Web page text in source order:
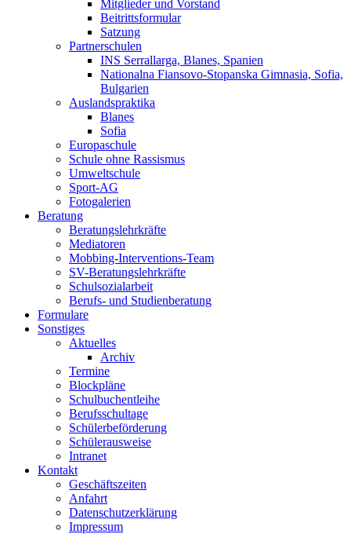
Mitglieder und Vorstand
Beitrittsformular
Satzung
Partnerschulen
INS Serrallarga, Blanes, Spanien
Nationalna Fiansovo-Stopanska Gimnasia, Sofia,
Bulgarien
Auslandspraktika
Blanes
Sofia
Europaschule
Schule ohne Rassismus
Umweltschule
Sport-AG
Fotogalerien
Beratung
Beratungslehrkräfte
Mediatoren
Mobbing-Interventions-Team
SV-Beratungslehrkräfte
Schulsozialarbeit
Berufs- und Studienberatung
Formulare
Sonstiges
Aktuelles
Archiv
Termine
Blockpläne
Schulbuchentleihe
Berufsschultage
Schülerbeförderung
Schülerausweise
Intranet
Kontakt
Geschäftszeiten
Anfahrt
Datenschutzerklärung
Impressum